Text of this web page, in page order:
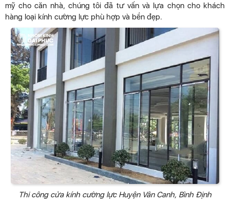
mỹ cho căn nhà, chúng tôi đã tư vấn và lựa chọn cho khách
hàng loại kính cường lực phù hợp và bền đẹp.
Thi công cửa kính cường lực Huyện Vân Canh, Bình Định